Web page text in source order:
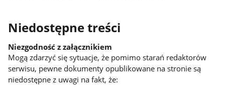
Niedostępne treści
Niezgodność z załącznikiem
Mogą zdarzyć się sytuacje, że pomimo starań redaktorów
serwisu, pewne dokumenty opublikowane na stronie są
niedostępne z uwagi na fakt, że: